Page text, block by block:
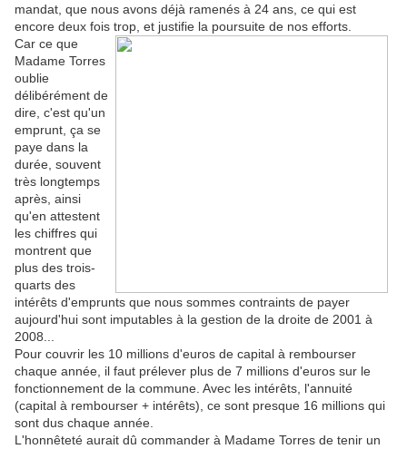
mandat, que nous avons déjà ramenés à 24 ans, ce qui est
encore deux fois trop, et justifie la poursuite de nos efforts.
Car ce que
Madame Torres
oublie
délibérément de
dire, c'est qu'un
emprunt, ça se
paye dans la
durée, souvent
très longtemps
après, ainsi
qu'en attestent
les chiffres qui
montrent que
plus des trois-
quarts des
intérêts d'emprunts que nous sommes contraints de payer
aujourd'hui sont imputables à la gestion de la droite de 2001 à
2008...
Pour couvrir les 10 millions d'euros de capital à rembourser
chaque année, il faut prélever plus de 7 millions d'euros sur le
fonctionnement de la commune. Avec les intérêts, l'annuité
(capital à rembourser + intérêts), ce sont presque 16 millions qui
sont dus chaque année.
L'honnêteté aurait dû commander à Madame Torres de tenir un